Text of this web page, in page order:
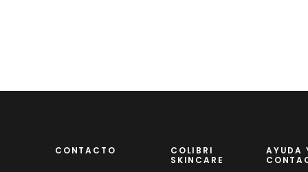
CONTACTO
COLIBRI
SKINCARE
AYUDA